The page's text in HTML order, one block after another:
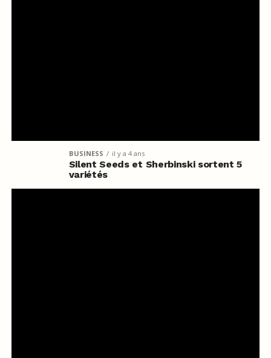
BUSINESS il y a 4 ans
Silent Seeds et Sherbinski sortent 5
variétés